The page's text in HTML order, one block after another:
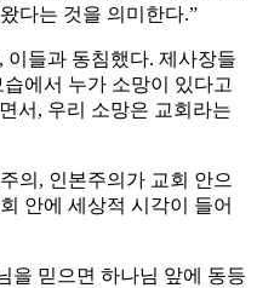
다는 것을 의미한다.”
이들과 동침했다. 제사장들
에서 누가 소망이 있다고
서, 우리 소망은 교회라는
의, 인본주의가 교회 안으
안에 세상적 시각이 들어
을 믿으면 하나님 앞에 동등